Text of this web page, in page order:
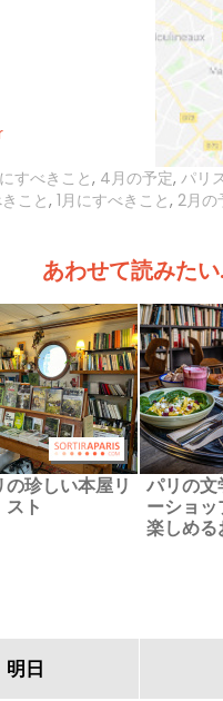
にすべきこと, 4月の予定, パリ
こと, 1月にすべきこと, 2月の
あわせて読みたい
珍しい本屋リ
スト
パリの文
ーショ
楽しめる
明日